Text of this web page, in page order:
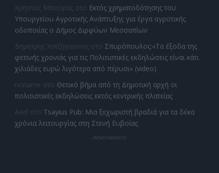
Χρήστος Μπούρας στο Εκτός χρηματοδότησης του
Υπουργείου Αγροτικής Ανάπτυξης για έργα αγροτικής
οδοποιίας ο Δήμος Διρφύων Μεσσαπίων
Δημητρης Χατζηγιαννης στο Σπυρόπουλος:«Τα έξοδα της
φετινής χρονιάς για τις Πολιτιστικές εκδηλώσεις είναι κάτι
χιλιάδες ευρώ λιγότερα από πέρυσι» (video)
noname στο Θετικό βήμα από τη Δημοτική αρχή οι
πολιτιστικές εκδηλώσεις εκτός κεντρικής πλατείας
Axel στο Tsayius Pub: Μια ξεχωριστή βραδιά για τα δέκα
χρόνια λειτουργίας στη Στενή Ευβοίας
- Advertisement -